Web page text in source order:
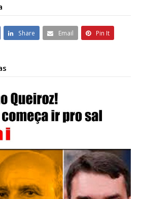
Share Email Pin It